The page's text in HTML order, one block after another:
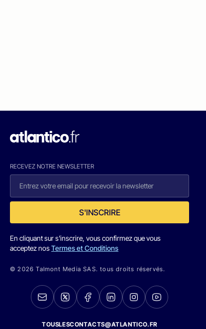
RECEVEZ NOTRE NEWSLETTER
S'INSCRIRE
En cliquant sur s'inscrire, vous confirmez que vous
acceptez nosTermes et Conditions
© 2026 Talmont Media SAS. tous droits réservés.
TOUSLESCONTACTS@ATLANTICO.FR